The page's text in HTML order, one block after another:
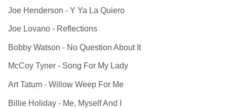
Joe Henderson - Y Ya La Quiero
Joe Lovano - Reflections
Bobby Watson - No Question About It
McCoy Tyner - Song For My Lady
Art Tatum - Willow Weep For Me
Billie Holiday - Me, Myself And I